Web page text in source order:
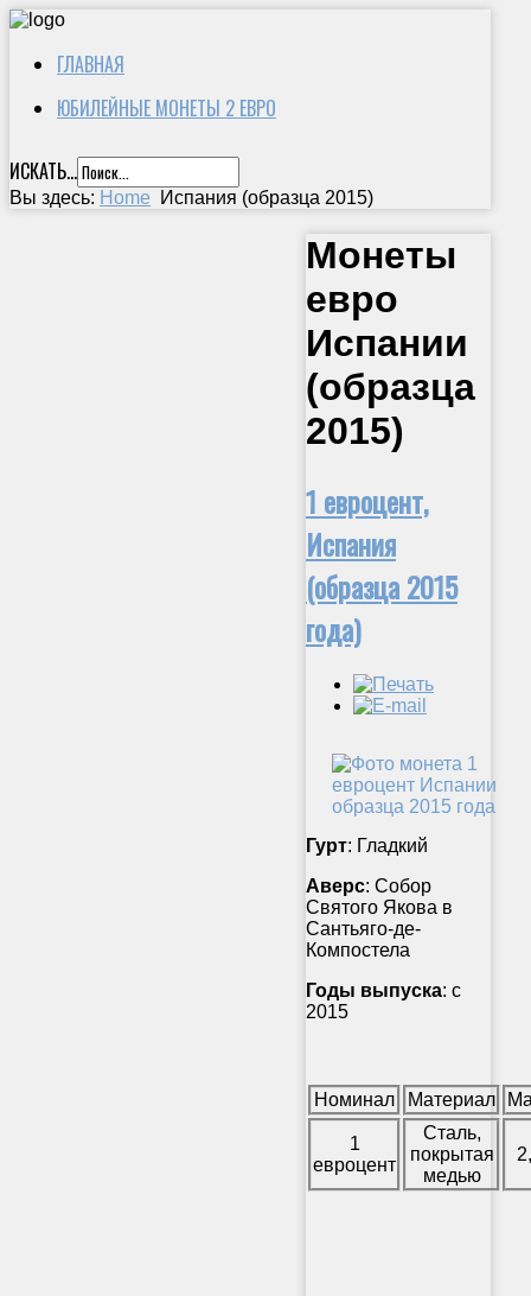
ГЛАВНАЯ
ЮБИЛЕЙНЫЕ МОНЕТЫ 2 ЕВРО
ИСКАТЬ...
Вы здесь: Home Испания (образца 2015)
Монеты
евро
Испании
(образца
2015)
1 евроцент,
Испания
(образца 2015
года)
Гурт: Гладкий
Аверс: Собор
Святого Якова в
Сантьяго-де-
Компостела
Годы выпуска: с
2015
Номинал Материал
1
евроцент
Сталь,
покрытая
медью